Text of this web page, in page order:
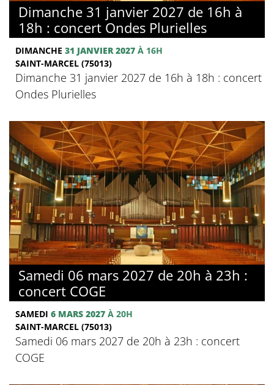
Dimanche 31 janvier 2027 de 16h à
18h : concert Ondes Plurielles
DIMANCHE 31 JANVIER 2027 À 16H
SAINT-MARCEL (75013)
Dimanche 31 janvier 2027 de 16h à 18h : concert
Ondes Plurielles
Samedi 06 mars 2027 de 20h à 23h :
concert COGE
SAMEDI 6 MARS 2027 À 20H
SAINT-MARCEL (75013)
Samedi 06 mars 2027 de 20h à 23h : concert
COGE